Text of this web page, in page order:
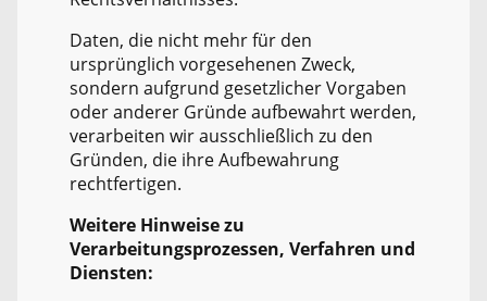
Daten, die nicht mehr für den
ursprünglich vorgesehenen Zweck,
sondern aufgrund gesetzlicher Vorgaben
oder anderer Gründe aufbewahrt werden,
verarbeiten wir ausschließlich zu den
Gründen, die ihre Aufbewahrung
rechtfertigen.
Weitere Hinweise zu
Verarbeitungsprozessen, Verfahren und
Diensten: